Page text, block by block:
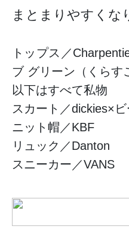
まとまりやすくな
トップス／
ブ グリーン（くらす
以下はすべて私物
スカート／dickies×
ニット帽／KBF
リュック／Danton
スニーカー／VANS